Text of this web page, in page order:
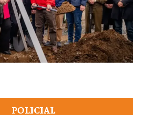
POLICIAL